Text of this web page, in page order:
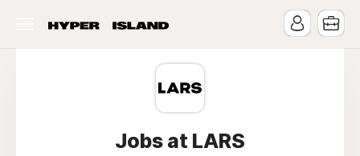
Jobs at LARS